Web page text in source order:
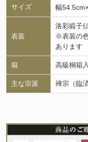
サイズ 幅
表装
洛彩緞子
※表装の
あります
箱 高級桐箱
主な宗派 禅宗（臨